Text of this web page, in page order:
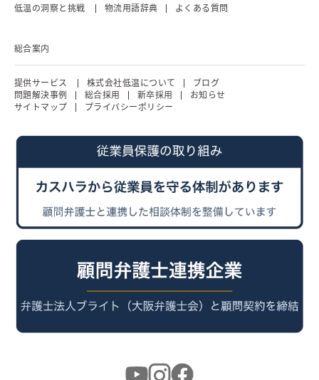
低温の洞察と挑戦 物流用語辞典 よくある質問
総合案内
提供サービス 株式会社低温について
ブログ
問題解決事例
総合採用 新卒採用
お知らせ
サイトマップ
プライバシーポリシー